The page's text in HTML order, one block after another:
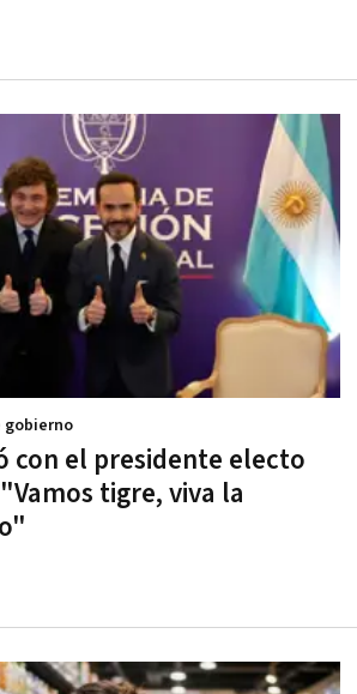
con el presidente electo
tigre, viva la
gobierno